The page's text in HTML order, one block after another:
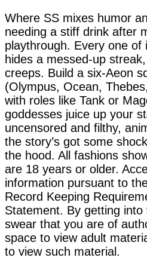
Where SS mixes humor
needing a stiff drink after
playthrough. Every one of
hides a messed-up
creeps. Build a six-Aeon
(Olympus, Ocean,
with roles like Tank or
goddesses juice up your
uncensored and filthy,
the story’s got some
the hood. All fashions
are 18 years or older.
information pursuant to
Record Keeping
Statement. By getting into
swear that you are of
space to view adult
to view such material.